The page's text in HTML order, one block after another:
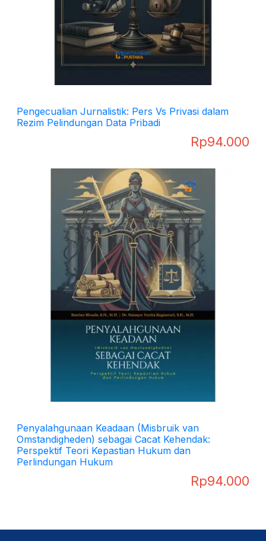
Pengecualian Jurnalistik: Pers Vs Privasi dalam
Rezim Pelindungan Data Pribadi
Rp94.000
Penyalahgunaan Keadaan (Misbruik van
Omstandigheden) sebagai Cacat Kehendak:
Perspektif Teori Kepastian Hukum dan
Perlindungan Hukum
Rp94.000